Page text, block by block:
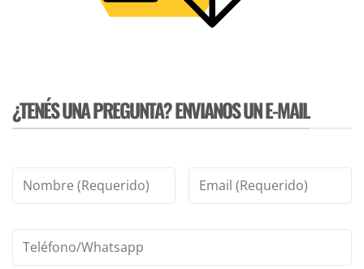
¿TENÉS UNA PREGUNTA? ENVIANOS UN E-MAIL